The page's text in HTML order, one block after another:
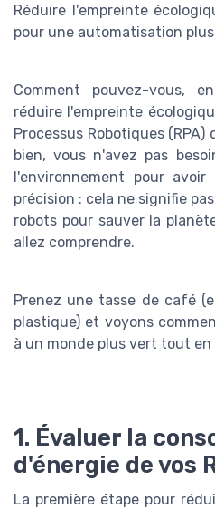
Réduire l'empreinte
pour une automatisation
Comment pouvez-vous,
réduire l'empreinte
Processus Robotiques
bien, vous n'avez pas
l'environnement pour
précision : cela ne signifie
robots pour sauver la
allez comprendre.
Prenez une tasse de café
plastique) et voyons
à un monde plus vert tout en
1. Évaluer la
d'énergie de vos
La première étape pour